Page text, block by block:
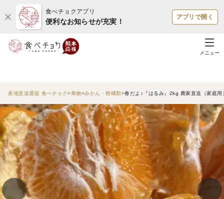
食べチョクアプリ
便利なお知らせが充実！
アプリで開く
メニュー
産地直送通販 食べチョク 果物 みかん・柑橘類 春だよ♪『はるみ』2kg 農家直送（家庭用